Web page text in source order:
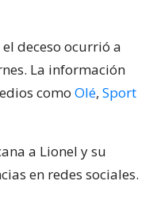
el deceso ocurrió a
La información
como Olé, Sport
a Lionel y su
en redes sociales.